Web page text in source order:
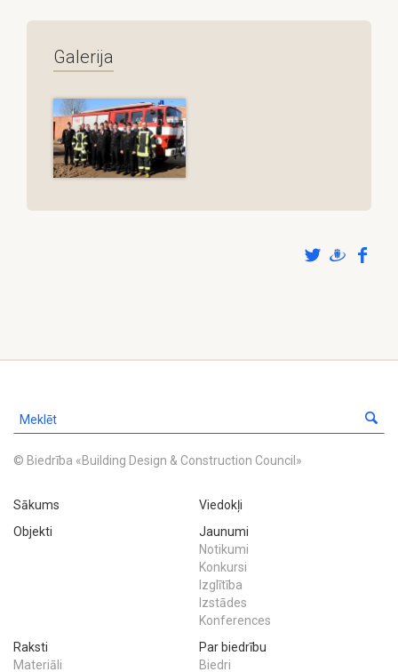
Galerija
© Biedrība «Building Design & Construction Council»
Sākums
Viedokļi
Objekti
Jaunumi
Notikumi
Konkursi
Izglītība
Izstādes
Konferences
Raksti
Materiāli
Par biedrību
Biedri